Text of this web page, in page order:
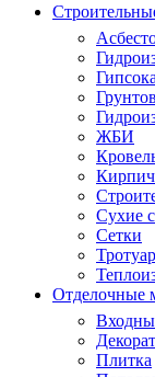
ЖБИ
Сухие
Сетки
Отделочные
Плитка